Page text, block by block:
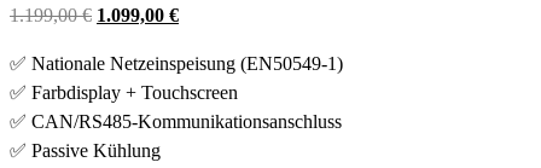
1.199,00€ Ursprünglicher
war:
1.199,00 €
1.099,00 €Aktueller
ist:
1.099,00 €.
✅ Nationale Netzeinspeisung (EN50549-1)
✅ Farbdisplay + Touchscreen
✅ CAN/RS485-Kommunikationsanschluss
✅ Passive Kühlung